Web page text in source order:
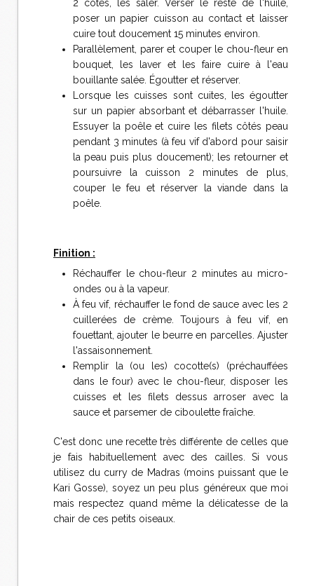
2 côtés, les saler. Verser le reste de l'huile,
poser un papier cuisson au contact et laisser
cuire tout doucement 15 minutes environ.
Parallèlement, parer et couper le chou-fleur en
bouquet, les laver et les faire cuire à l'eau
bouillante salée. Égoutter et réserver.
Lorsque les cuisses sont cuites, les égoutter
sur un papier absorbant et débarrasser l'huile.
Essuyer la poêle et cuire les filets côtés peau
pendant 3 minutes (à feu vif d'abord pour saisir
la peau puis plus doucement); les retourner et
poursuivre la cuisson 2 minutes de plus,
couper le feu et réserver la viande dans la
poêle.
Finition :
Réchauffer le chou-fleur 2 minutes au micro-
ondes ou à la vapeur.
À feu vif, réchauffer le fond de sauce avec les 2
cuillerées de crème. Toujours à feu vif, en
fouettant, ajouter le beurre en parcelles. Ajuster
l'assaisonnement.
Remplir la (ou les) cocotte(s) (préchauffées
dans le four) avec le chou-fleur, disposer les
cuisses et les filets dessus arroser avec la
sauce et parsemer de ciboulette fraîche.
C'est donc une recette très différente de celles que
je fais habituellement avec des cailles. Si vous
utilisez du curry de Madras (moins puissant que le
Kari Gosse), soyez un peu plus généreux que moi
mais respectez quand même la délicatesse de la
chair de ces petits oiseaux.